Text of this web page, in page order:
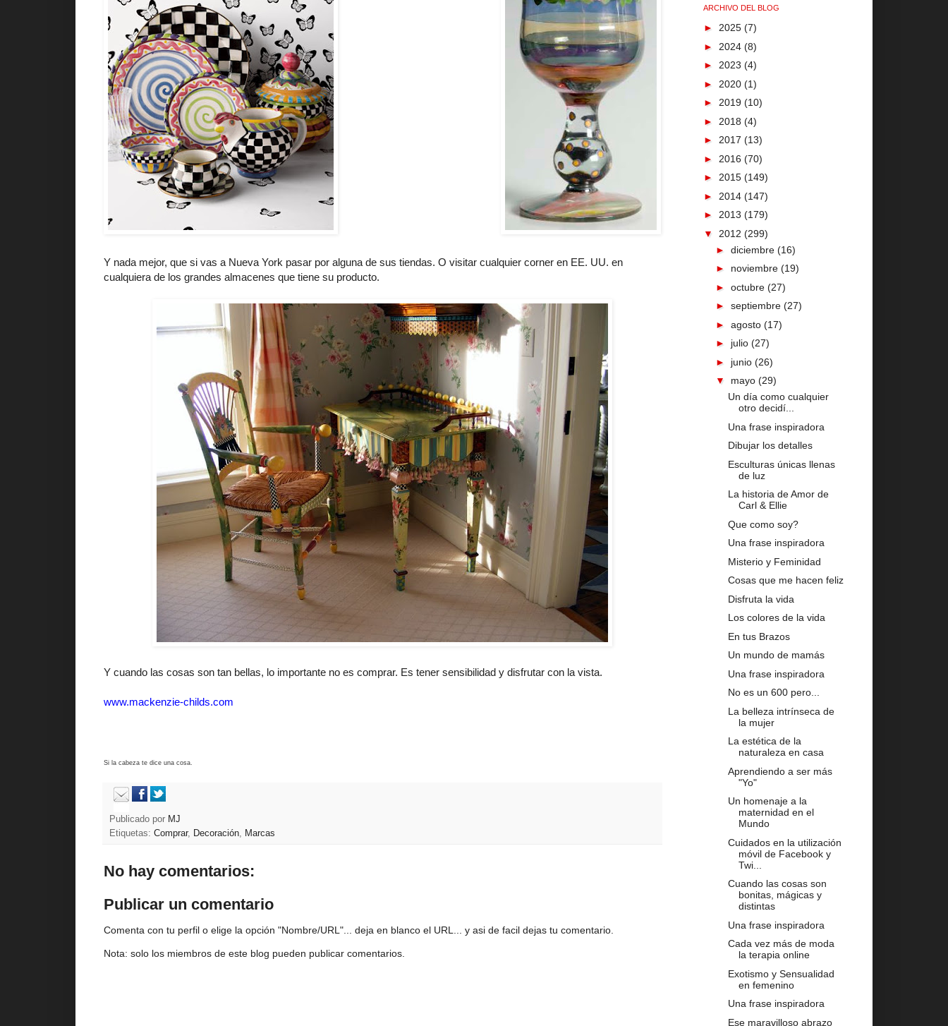
Y nada mejor, que si vas a Nueva York pasar por alguna de sus tiendas. O visitar cualquier corner en EE. UU. en
cualquiera de los grandes almacenes que tiene su producto.
Y cuando las cosas son tan bellas, lo importante no es comprar. Es tener sensibilidad y disfrutar con la vista.
www.mackenzie-childs.com
Si la cabeza te dice una cosa.
Publicado por MJ
Etiquetas: Comprar, Decoración, Marcas
No hay comentarios:
Publicar un comentario
Comenta con tu perfil o elige la opción "Nombre/URL"... deja en blanco el URL... y asi de facil dejas tu comentario.
Nota: solo los miembros de este blog pueden publicar comentarios.
ARCHIVO DEL BLOG
► 2025 (7)
► 2024 (8)
► 2023 (4)
► 2020 (1)
► 2019 (10)
► 2018 (4)
► 2017 (13)
► 2016 (70)
► 2015 (149)
► 2014 (147)
► 2013 (179)
▼ 2012 (299)
► diciembre (16)
► noviembre (19)
► octubre (27)
► septiembre (27)
► agosto (17)
► julio (27)
► junio (26)
▼ mayo (29)
Un día como cualquier
otro decidí...
Una frase inspiradora
Dibujar los detalles
Esculturas únicas llenas
de luz
La historia de Amor de
Carl & Ellie
Que como soy?
Una frase inspiradora
Misterio y Feminidad
Cosas que me hacen feliz
Disfruta la vida
Los colores de la vida
En tus Brazos
Un mundo de mamás
Una frase inspiradora
No es un 600 pero...
La belleza intrínseca de
la mujer
La estética de la
naturaleza en casa
Aprendiendo a ser más
"Yo"
Un homenaje a la
maternidad en el
Mundo
Cuidados en la utilización
móvil de Facebook y
Twi...
Cuando las cosas son
bonitas, mágicas y
distintas
Una frase inspiradora
Cada vez más de moda
la terapia online
Exotismo y Sensualidad
en femenino
Una frase inspiradora
Ese maravilloso abrazo